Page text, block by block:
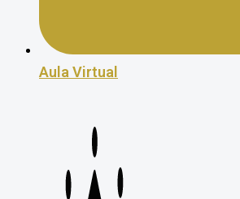
Aula Virtual